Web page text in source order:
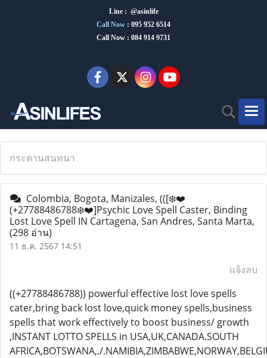
Line : @asinlife
Call Now : 095 952 6514
Call Now : 084 914 9731
กระดานสนทนา
Colombia, Bogota, Manizales, (([❄️❤️
(+27788486788❄️❤️]Psychic Love Spell Caster, Binding
Lost Love Spell IN Cartagena, San Andres, Santa Marta,
(298 อ่าน)
11 ธ.ค. 2567 14:51
แจ้งลบ
((+27788486788)) powerful effective lost love spells
cater,bring back lost love,quick money spells,business
spells that work effectively to boost business/ growth
,INSTANT LOTTO SPELLS in USA,UK,CANADA.SOUTH
AFRICA,BOTSWANA,./